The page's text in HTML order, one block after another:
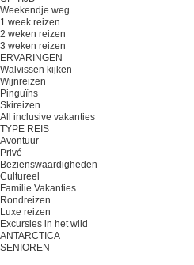
Weekendje weg
1 week reizen
2 weken reizen
3 weken reizen
ERVARINGEN
Walvissen kijken
Wijnreizen
Pinguïns
Skireizen
All inclusive vakanties
TYPE REIS
Avontuur
Privé
Bezienswaardigheden
Cultureel
Familie Vakanties
Rondreizen
Luxe reizen
Excursies in het wild
ANTARCTICA
SENIOREN